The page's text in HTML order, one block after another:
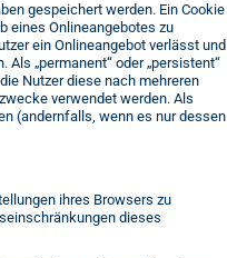
gespeichert werden. Ein Cookie
eines Onlineangebotes zu
ein Onlineangebot verlässt und
„permanent“ oder „persistent“
Nutzer diese nach mehreren
verwendet werden. Als
(andernfalls, wenn es nur dessen
ihres Browsers zu
dieses